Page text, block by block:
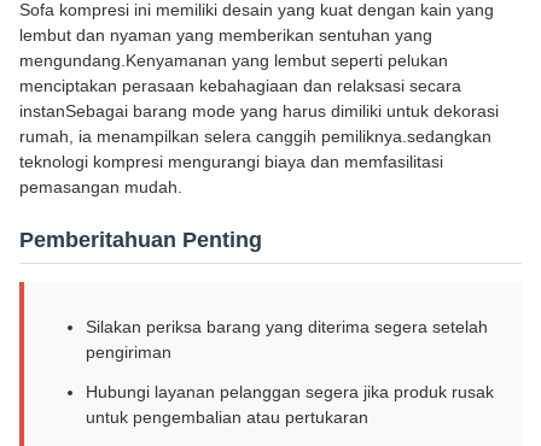
Sofa kompresi ini memiliki desain yang kuat dengan kain yang
lembut dan nyaman yang memberikan sentuhan yang
mengundang.Kenyamanan yang lembut seperti pelukan
menciptakan perasaan kebahagiaan dan relaksasi secara
instanSebagai barang mode yang harus dimiliki untuk dekorasi
rumah, ia menampilkan selera canggih pemiliknya.sedangkan
teknologi kompresi mengurangi biaya dan memfasilitasi
pemasangan mudah.
Pemberitahuan Penting
Silakan periksa barang yang diterima segera setelah
pengiriman
Hubungi layanan pelanggan segera jika produk rusak
untuk pengembalian atau pertukaran